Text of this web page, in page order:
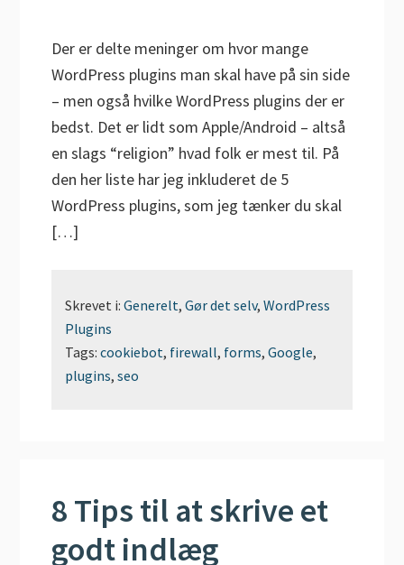
Der er delte meninger om hvor mange
WordPress plugins man skal have på sin side
– men også hvilke WordPress plugins der er
bedst. Det er lidt som Apple/Android – altså
en slags “religion” hvad folk er mest til. På
den her liste har jeg inkluderet de 5
WordPress plugins, som jeg tænker du skal
[…]
Skrevet i:Generelt,Gør det selv,WordPress
Plugins
Tags:cookiebot, firewall, forms,Google,
plugins,seo
8 Tips til at skrive et
godt indlæg